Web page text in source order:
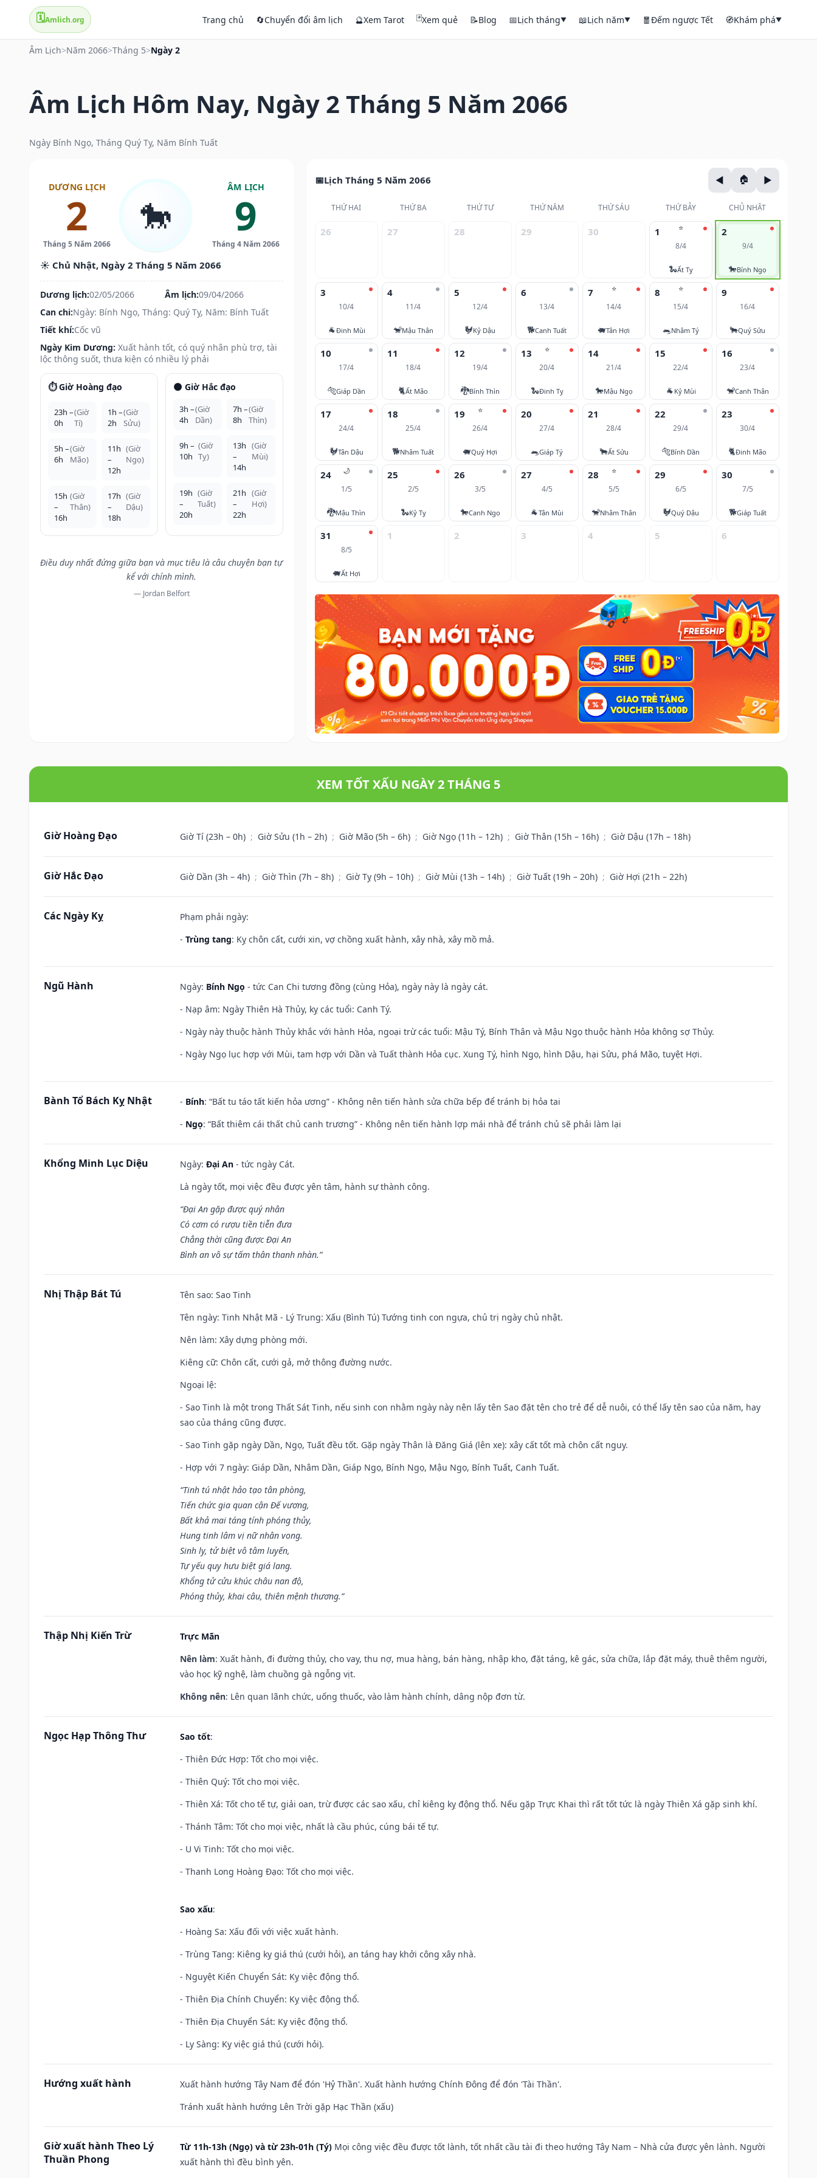
🗓️Amlich.org Trang chủ 🔄Chuyển đổi âm lịch 🔮Xem Tarot 🃏Xem quẻ 📝Blog 📅Lịch tháng▼ 📖Lịch năm▼ 🧧Đếm ngược Tết 🧭Khám phá▼
Âm Lịch>Năm 2066>Tháng 5>Ngày 2
Âm Lịch Hôm Nay, Ngày 2 Tháng 5 Năm 2066
Ngày Bính Ngọ, Tháng Quý Tỵ, Năm Bính Tuất
DƯƠNG LỊCH
2
Tháng 5 Năm 2066
🐎
ÂM LỊCH
9
Tháng 4 Năm 2066
☀️ Chủ Nhật, Ngày 2 Tháng 5 Năm 2066
Dương lịch:02/05/2066 Âm lịch:09/04/2066
Can chi:Ngày: Bính Ngọ, Tháng: Quý Tỵ, Năm: Bính Tuất
Tiết khí:Cốc vũ
Ngày Kim Dương: Xuất hành tốt, có quý nhân phù trợ, tài
lộc thông suốt, thưa kiện có nhiều lý phải
⏱️ Giờ Hoàng đạo
23h –
0h
(Giờ
Tí)
1h –
2h
(Giờ
Sửu)
5h –
6h
(Giờ
Mão)
11h
–
12h
(Giờ
Ngọ)
15h
–
16h
(Giờ
Thân)
17h
–
18h
(Giờ
Dậu)
🌑 Giờ Hắc đạo
3h –
4h
(Giờ
Dần)
7h –
8h
(Giờ
Thìn)
9h –
10h
(Giờ
Tỵ)
13h
–
14h
(Giờ
Mùi)
19h
–
20h
(Giờ
Tuất)
21h
–
22h
(Giờ
Hợi)
Điều duy nhất đứng giữa bạn và mục tiêu là câu chuyện bạn tự
kể với chính mình.
— Jordan Belfort
Lịch Tháng 5 Năm 2066
THỨ HAI THỨ BA THỨ TƯ THỨ NĂM THỨ SÁU THỨ BẢY CHỦ NHẬT
26 27 28 29 30 ⭐
1
8/4
🐍Ất Tỵ
2
9/4
🐎Bính Ngọ
3
10/4
🐐Đinh Mùi
4
11/4
🐒Mậu Thân
5
12/4
🐓Kỷ Dậu
6
13/4
🐕Canh Tuất
⭐
7
14/4
🐖Tân Hợi
⭐
8
15/4
🐀Nhâm Tý
9
16/4
🐂Quý Sửu
10
17/4
🐅Giáp Dần
11
18/4
🐈Ất Mão
12
19/4
🐉Bính Thìn
⭐
13
20/4
🐍Đinh Tỵ
14
21/4
🐎Mậu Ngọ
15
22/4
🐐 Kỷ Mùi
16
23/4
🐒Canh Thân
17
24/4
🐓Tân Dậu
18
25/4
🐕Nhâm Tuất
⭐
19
26/4
🐖Quý Hợi
20
27/4
🐀Giáp Tý
21
28/4
🐂Ất Sửu
22
29/4
🐅Bính Dần
23
30/4
🐈Đinh Mão
🌙
24
1/5
🐉Mậu Thìn
25
2/5
🐍Kỷ Tỵ
26
3/5
🐎Canh Ngọ
27
4/5
🐐Tân Mùi
⭐
28
5/5
🐒Nhâm Thân
29
6/5
🐓Quý Dậu
30
7/5
🐕Giáp Tuất
31
8/5
🐖Ất Hợi
1 2 3 4 5 6
XEM TỐT XẤU NGÀY 2 THÁNG 5
Giờ Hoàng Đạo Giờ Tí (23h – 0h) ; Giờ Sửu (1h – 2h) ; Giờ Mão (5h – 6h) ; Giờ Ngọ (11h – 12h) ; Giờ Thân (15h – 16h) ; Giờ Dậu (17h – 18h)
Giờ Hắc Đạo Giờ Dần (3h – 4h) ; Giờ Thìn (7h – 8h) ; Giờ Tỵ (9h – 10h) ; Giờ Mùi (13h – 14h) ; Giờ Tuất (19h – 20h) ; Giờ Hợi (21h – 22h)
Các Ngày Kỵ
Phạm phải ngày:
- Trùng tang: Kỵ chôn cất, cưới xin, vợ chồng xuất hành, xây nhà, xây mồ mả.
Ngũ Hành Ngày: Bính Ngọ - tức Can Chi tương đồng (cùng Hỏa), ngày này là ngày cát.
- Nạp âm: Ngày Thiên Hà Thủy, kỵ các tuổi: Canh Tý.
- Ngày này thuộc hành Thủy khắc với hành Hỏa, ngoại trừ các tuổi: Mậu Tý, Bính Thân và Mậu Ngọ thuộc hành Hỏa không sợ Thủy.
- Ngày Ngọ lục hợp với Mùi, tam hợp với Dần và Tuất thành Hỏa cục. Xung Tý, hình Ngọ, hình Dậu, hại Sửu, phá Mão, tuyệt Hợi.
Bành Tổ Bách Kỵ Nhật - Bính: “Bất tu táo tất kiến hỏa ương” - Không nên tiến hành sửa chữa bếp để tránh bị hỏa tai
- Ngọ: “Bất thiêm cái thất chủ canh trương” - Không nên tiến hành lợp mái nhà để tránh chủ sẽ phải làm lại
Khổng Minh Lục Diệu Ngày: Đại An - tức ngày Cát.
Là ngày tốt, mọi việc đều được yên tâm, hành sự thành công.
“Đại An gặp được quý nhân
Có cơm có rượu tiền tiễn đưa
Chẳng thời cũng được Đại An
Bình an vô sự tấm thân thanh nhàn.”
Nhị Thập Bát Tú Tên sao: Sao Tinh
Tên ngày: Tinh Nhật Mã - Lý Trung: Xấu (Bình Tú) Tướng tinh con ngựa, chủ trị ngày chủ nhật.
Nên làm: Xây dựng phòng mới.
Kiêng cữ: Chôn cất, cưới gả, mở thông đường nước.
Ngoại lệ:
- Sao Tinh là một trong Thất Sát Tinh, nếu sinh con nhằm ngày này nên lấy tên Sao đặt tên cho trẻ để dễ nuôi, có thể lấy tên sao của năm, hay
sao của tháng cũng được.
- Sao Tinh gặp ngày Dần, Ngọ, Tuất đều tốt. Gặp ngày Thân là Đăng Giá (lên xe): xây cất tốt mà chôn cất nguy.
- Hợp với 7 ngày: Giáp Dần, Nhâm Dần, Giáp Ngọ, Bính Ngọ, Mậu Ngọ, Bính Tuất, Canh Tuất.
“Tinh tú nhật hảo tạo tân phòng,
Tiến chức gia quan cận Đế vương,
Bất khả mai táng tính phóng thủy,
Hung tinh lâm vị nữ nhân vong.
Sinh ly, tử biệt vô tâm luyến,
Tự yếu quy hưu biệt giá lang.
Khổng tử cửu khúc châu nan độ,
Phóng thủy, khai câu, thiên mệnh thương.”
Thập Nhị Kiến Trừ
Trực Mãn
Nên làm: Xuất hành, đi đường thủy, cho vay, thu nợ, mua hàng, bán hàng, nhập kho, đặt táng, kê gác, sửa chữa, lắp đặt máy, thuê thêm người,
vào học kỹ nghệ, làm chuồng gà ngỗng vịt.
Không nên: Lên quan lãnh chức, uống thuốc, vào làm hành chính, dâng nộp đơn từ.
Ngọc Hạp Thông Thư Sao tốt:
- Thiên Đức Hợp: Tốt cho mọi việc.
- Thiên Quý: Tốt cho mọi việc.
- Thiên Xá: Tốt cho tế tự, giải oan, trừ được các sao xấu, chỉ kiêng kỵ động thổ. Nếu gặp Trực Khai thì rất tốt tức là ngày Thiên Xá gặp sinh khí.
- Thánh Tâm: Tốt cho mọi việc, nhất là cầu phúc, cúng bái tế tự.
- U Vi Tinh: Tốt cho mọi việc.
- Thanh Long Hoàng Đạo: Tốt cho mọi việc.
Sao xấu:
- Hoàng Sa: Xấu đối với việc xuất hành.
- Trùng Tang: Kiêng kỵ giá thú (cưới hỏi), an táng hay khởi công xây nhà.
- Nguyệt Kiến Chuyển Sát: Kỵ việc động thổ.
- Thiên Địa Chính Chuyển: Kỵ việc động thổ.
- Thiên Địa Chuyển Sát: Kỵ việc động thổ.
- Ly Sàng: Kỵ việc giá thú (cưới hỏi).
Hướng xuất hành
Xuất hành hướng Tây Nam để đón 'Hỷ Thần'. Xuất hành hướng Chính Đông để đón 'Tài Thần'.
Tránh xuất hành hướng Lên Trời gặp Hạc Thần (xấu)
Giờ xuất hành Theo Lý
Thuần Phong
Từ 11h-13h (Ngọ) và từ 23h-01h (Tý) Mọi công việc đều được tốt lành, tốt nhất cầu tài đi theo hướng Tây Nam – Nhà cửa được yên lành. Người
xuất hành thì đều bình yên.